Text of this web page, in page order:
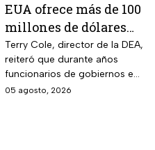
EUA ofrece más de 100
millones de dólares
por líderes del CJNG;
aumenta recompensa
por hijastro de “El
Mencho”
Terry Cole, director de la DEA,
reiteró que durante años
funcionarios de gobiernos en
México apoyaron a los
05 agosto, 2026